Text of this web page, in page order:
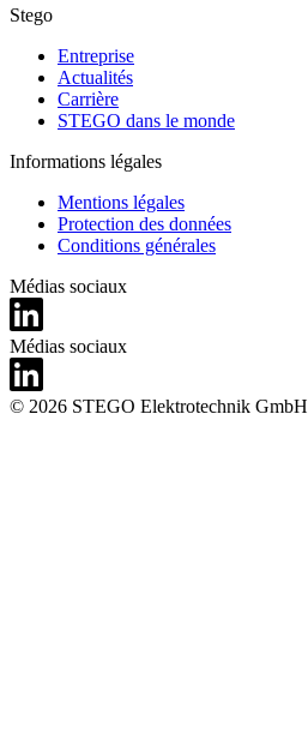
Stego
Entreprise
Actualités
Carrière
STEGO dans le monde
Informations légales
Mentions légales
Protection des données
Conditions générales
Médias sociaux
Médias sociaux
© 2026 STEGO Elektrotechnik GmbH